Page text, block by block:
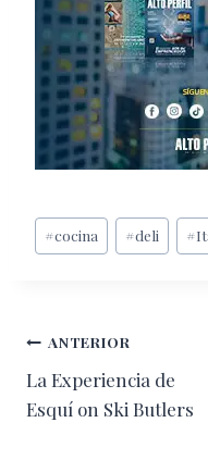
Etiquetas
de
#cocina #deli #
Navegación
de
ANTERIOR
La Experiencia de
Esquí on Ski Butlers